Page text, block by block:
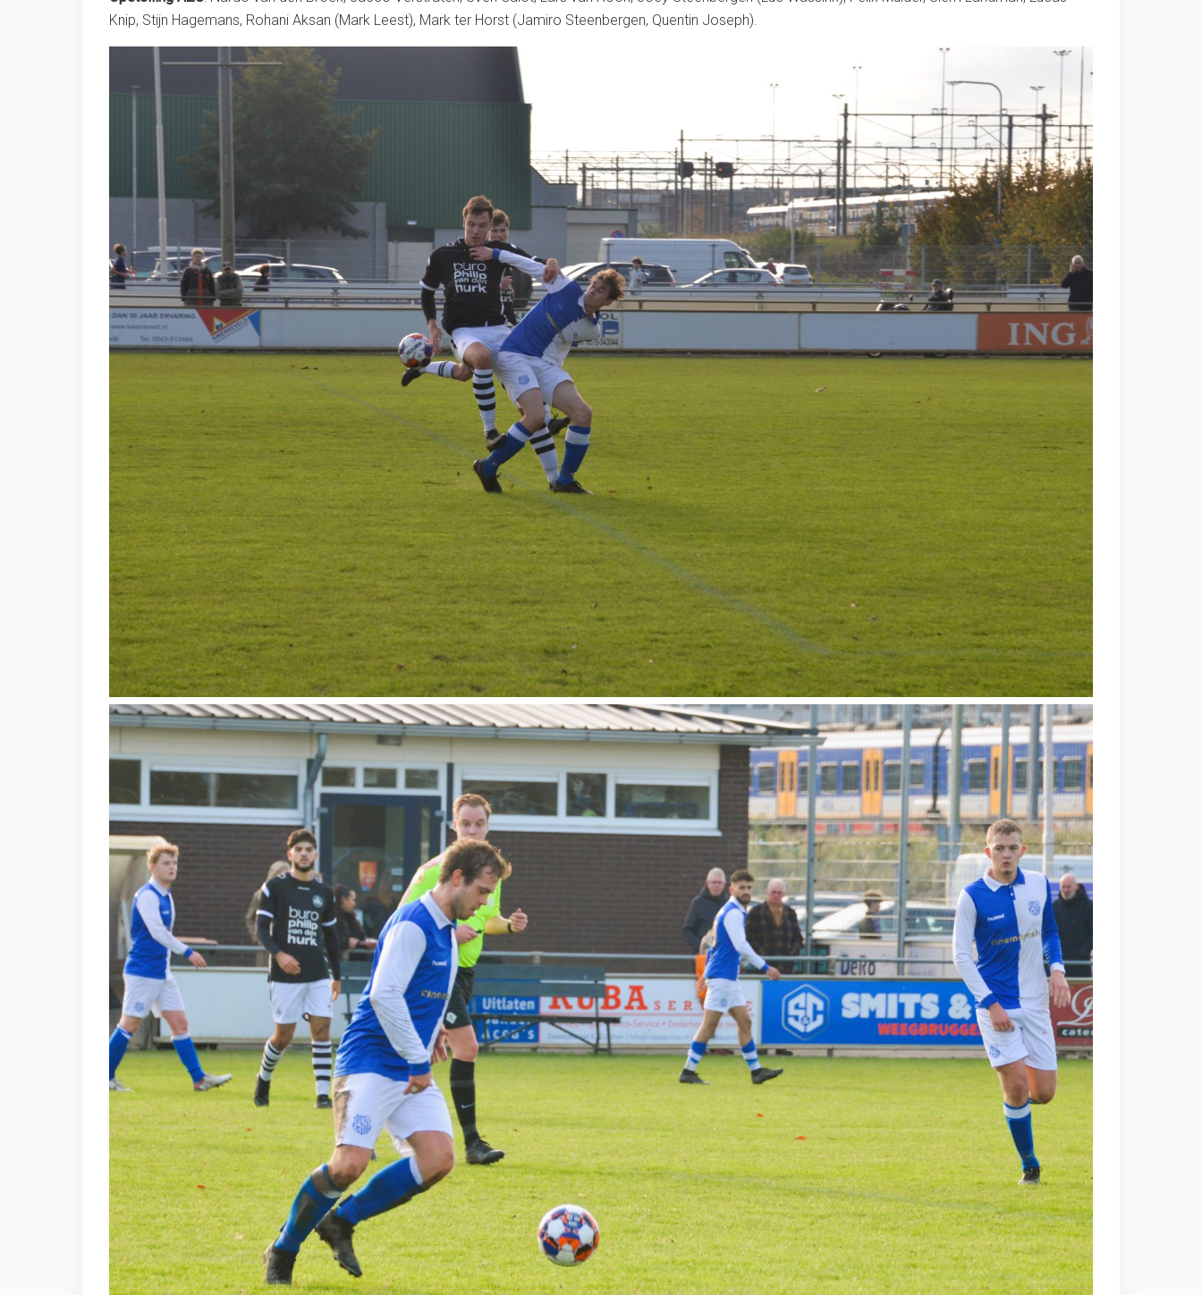
Knip, Stijn Hagemans, Rohani Aksan (Mark Leest), Mark ter Horst (Jamiro Steenbergen, Quentin Joseph).